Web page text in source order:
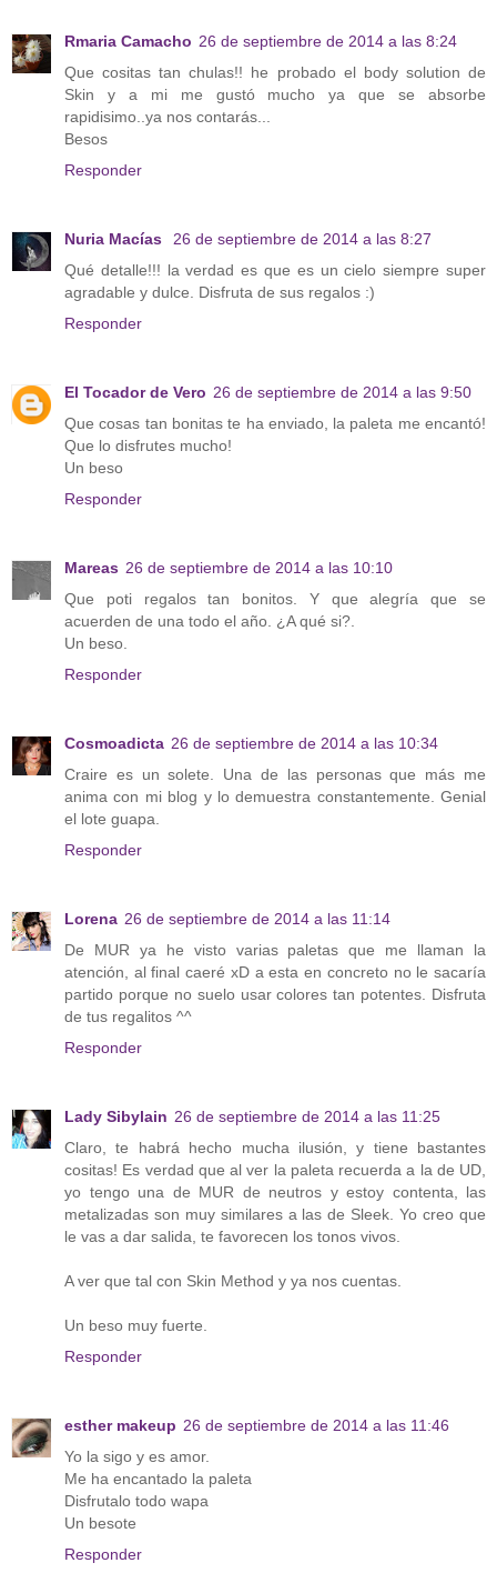
Rmaria Camacho 26 de septiembre de 2014 a las 8:24
Que cositas tan chulas!! he probado el body solution de
Skin y a mi me gustó mucho ya que se absorbe
rapidisimo..ya nos contarás...
Besos
Responder
Nuria Macías
26 de septiembre de 2014 a las 8:27
Qué detalle!!! la verdad es que es un cielo siempre super
agradable y dulce. Disfruta de sus regalos :)
Responder
El Tocador de Vero 26 de septiembre de 2014 a las 9:50
Que cosas tan bonitas te ha enviado, la paleta me encantó!
Que lo disfrutes mucho!
Un beso
Responder
Mareas 26 de septiembre de 2014 a las 10:10
Que poti regalos tan bonitos. Y que alegría que se
acuerden de una todo el año. ¿A qué si?.
Un beso.
Responder
Cosmoadicta 26 de septiembre de 2014 a las 10:34
Craire es un solete. Una de las personas que más me
anima con mi blog y lo demuestra constantemente. Genial
el lote guapa.
Responder
Lorena 26 de septiembre de 2014 a las 11:14
De MUR ya he visto varias paletas que me llaman la
atención, al final caeré xD a esta en concreto no le sacaría
partido porque no suelo usar colores tan potentes. Disfruta
de tus regalitos ^^
Responder
Lady Sibylain 26 de septiembre de 2014 a las 11:25
Claro, te habrá hecho mucha ilusión, y tiene bastantes
cositas! Es verdad que al ver la paleta recuerda a la de UD,
yo tengo una de MUR de neutros y estoy contenta, las
metalizadas son muy similares a las de Sleek. Yo creo que
le vas a dar salida, te favorecen los tonos vivos.
A ver que tal con Skin Method y ya nos cuentas.
Un beso muy fuerte.
Responder
esther makeup 26 de septiembre de 2014 a las 11:46
Yo la sigo y es amor.
Me ha encantado la paleta
Disfrutalo todo wapa
Un besote
Responder